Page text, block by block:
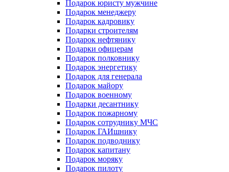
Подарок юристу мужчине
Подарок менеджеру
Подарок кадровику
Подарки строителям
Подарок нефтянику
Подарки офицерам
Подарок полковнику
Подарок энергетику
Подарок для генерала
Подарок майору
Подарок военному
Подарки десантнику
Подарок пожарному
Подарок сотруднику МЧС
Подарок ГАИшнику
Подарок подводнику
Подарок капитану
Подарок моряку
Подарок пилоту